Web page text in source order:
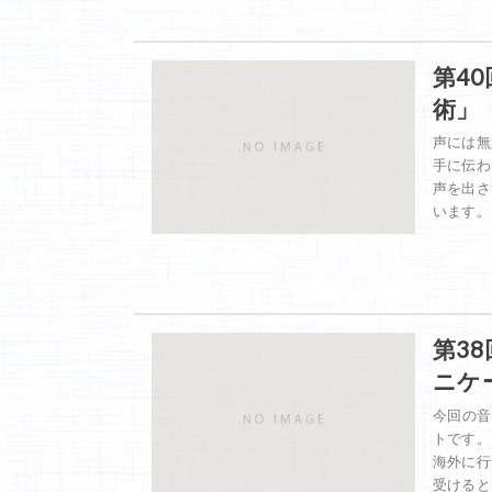
第40
術」
声には
手に伝
声を出
います
第38
ニケ
今回の
トです
海外に
受ける